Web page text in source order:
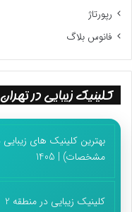
رپورتاژ
فانوس بلاگ
کلینیک زیبایی در تهران
مشخصات) | 1405
کلینیک زیبایی در منطقه 2